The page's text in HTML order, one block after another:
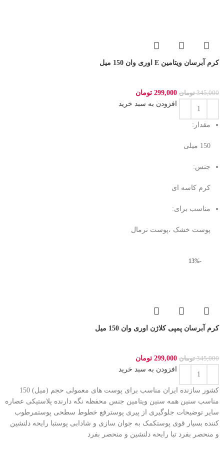
کرم آبرسان ویتامین E اوری وان 150 میل
345,000 تومان 299,000 تومان
افزودن به سبد خرید
مقدار:
150 میلی‌
جنس:
کرم کاسه ای
مناسب برای:
پوست خشک ،پوست نرمال
-13%
کرم آبرسان پمپی کلاژن اوری وان 150 میل
345,000 تومان 299,000 تومان
افزودن به سبد خرید
کشور سازنده ایران مناسب برای پوست های معمولی حجم (میل) 150
مناسب سنین همه سنین ویتامین جنس محفظه نگه دارنده پلاستیکی عصاره
سایر توضیحات جلوگیری از پیری پوسترفع خطوط سطحی پوستمرطوب
کننده بسیار قوی پوستکمک به جوان سازی و شادابی پوستبا رایحه دلنشین
و منحصر بفرد تبا رایحه دلنشین و منحصر بفرد